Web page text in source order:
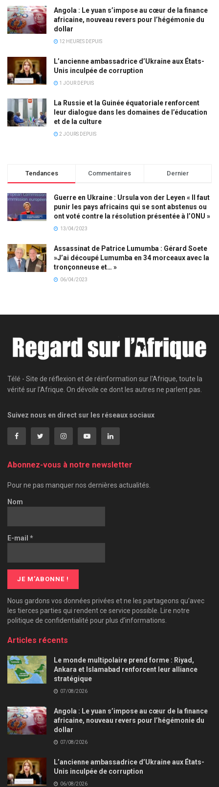
Angola : Le yuan s’impose au cœur de la finance
africaine, nouveau revers pour l’hégémonie du
dollar
12 HEURES DEPUIS
L’ancienne ambassadrice d’Ukraine aux États-
Unis inculpée de corruption
1 JOUR DEPUIS
La Russie et la Guinée équatoriale renforcent
leur dialogue dans les domaines de l’éducation
et de la culture
2 JOURS DEPUIS
Tendances Commentaires Dernier
Guerre en Ukraine : Ursula von der Leyen « Il faut
punir les pays africains qui se sont abstenus ou
ont voté contre la résolution présentée à l’ONU »
13/04/2023
Assassinat de Patrice Lumumba : Gérard Soete
»J’ai découpé Lumumba en 34 morceaux avec la
tronçonneuse et… »
06/04/2023
Télé - Site de réflexion et de réinformation sur l'Afrique, toute la
vérité sur l'Afrique. On dévoile ce dont les autres ne parlent pas.
Suivez nous en direct sur les réseaux sociaux
Abonnez-vous à notre newsletter
Pour ne pas manquer nos dernières actualités.
Nom
E-mail *
Nous gardons vos données privées et ne les partageons qu’avec
les tierces parties qui rendent ce service possible. Lire notre
politique de confidentialité pour plus d’informations.
Articles récents
Le monde multipolaire prend forme : Riyad,
Ankara et Islamabad renforcent leur alliance
stratégique
07/08/2026
Angola : Le yuan s’impose au cœur de la finance
africaine, nouveau revers pour l’hégémonie du
dollar
07/08/2026
L’ancienne ambassadrice d’Ukraine aux États-
Unis inculpée de corruption
06/08/2026